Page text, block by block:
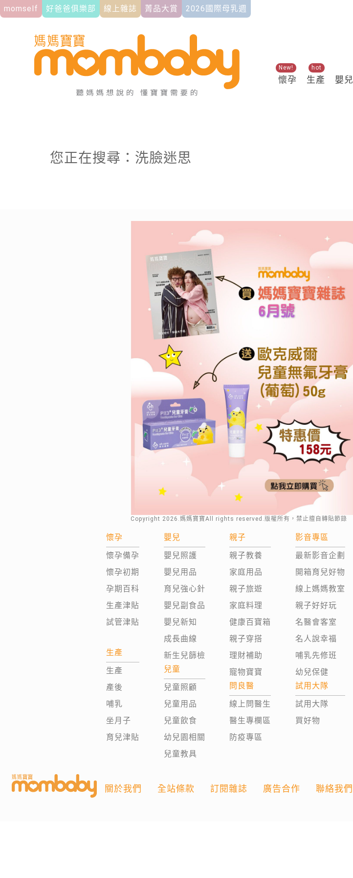
momself 好爸爸俱樂部 線上雜誌 菁品大賞 2026國際母乳週
懷孕
New!
生產
hot
嬰兒
關鍵熱搜
您正在搜尋：洗臉迷思
Copyright 2026 .媽媽寶寶All rights reserved.版權所有，禁止擅自轉貼節錄
懷孕
懷孕備孕
懷孕初期
孕期百科
生產津貼
試管津貼
生產
生產
產後
哺乳
坐月子
育兒津貼
嬰兒
嬰兒照護
嬰兒用品
育兒強心針
嬰兒副食品
嬰兒新知
成長曲線
新生兒篩檢
兒童
兒童照顧
兒童用品
兒童飲食
幼兒園相關
兒童教具
親子
親子教養
家庭用品
親子旅遊
家庭料理
健康百寶箱
親子穿搭
理財補助
寵物寶寶
問良醫
線上問醫生
醫生專欄區
防疫專區
影音專區
最新影音企劃
開箱育兒好物
線上媽媽教室
親子好好玩
名醫會客室
名人說幸福
哺乳先修班
幼兒保健
試用大隊
試用大隊
買好物
關於我們 全站條款 訂閱雜誌 廣告合作 聯絡我們